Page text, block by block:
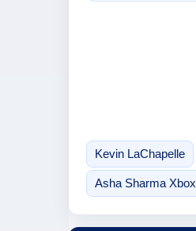
Kevin LaChapelle
Asha Sharma Xbox